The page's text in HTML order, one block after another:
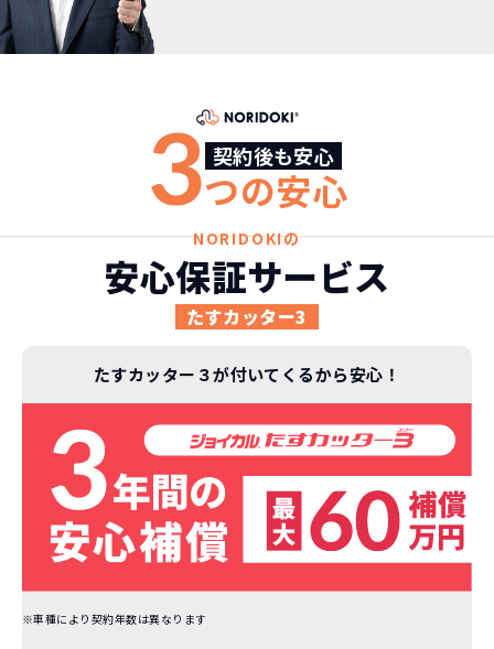
契約後も安心
3つの安心
NORIDOKIの
安心保証サービス
たすカッター3
たすカッター３が付いてくるから安心！
※車種により契約年数は異なります